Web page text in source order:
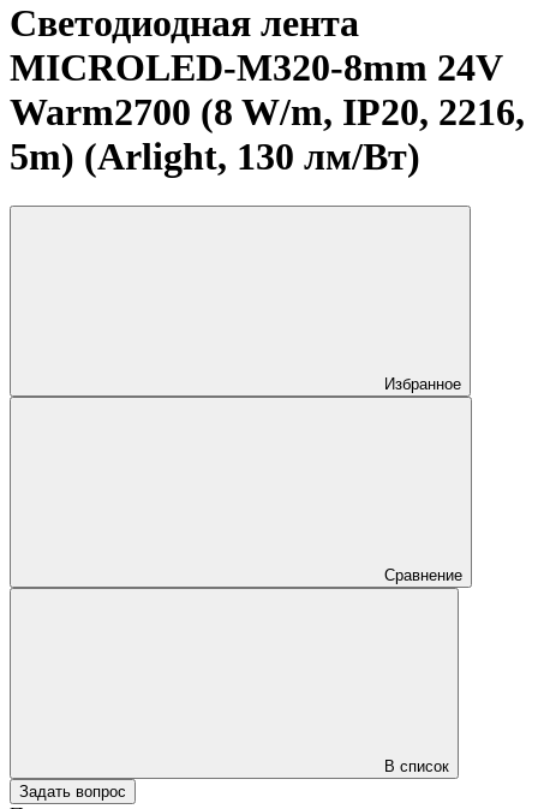
Светодиодная лента
MICROLED-M320-8mm 24V
Warm2700 (8 W/m, IP20, 2216,
5m) (Arlight, 130 лм/Вт)
Избранное
Сравнение
В список
Задать вопрос